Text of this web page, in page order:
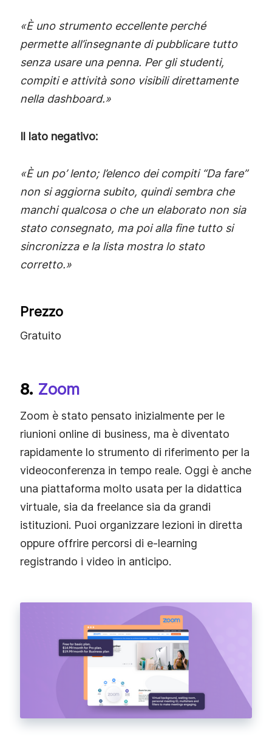
«È uno strumento eccellente perché
permette all’insegnante di pubblicare tutto
senza usare una penna. Per gli studenti,
compiti e attività sono visibili direttamente
nella dashboard.»
Il lato negativo:
«È un po’ lento; l’elenco dei compiti “Da fare”
non si aggiorna subito, quindi sembra che
manchi qualcosa o che un elaborato non sia
stato consegnato, ma poi alla fine tutto si
sincronizza e la lista mostra lo stato
corretto.»
Prezzo
Gratuito
8. Zoom
Zoom è stato pensato inizialmente per le
riunioni online di business, ma è diventato
rapidamente lo strumento di riferimento per la
videoconferenza in tempo reale. Oggi è anche
una piattaforma molto usata per la didattica
virtuale, sia da freelance sia da grandi
istituzioni. Puoi organizzare lezioni in diretta
oppure offrire percorsi di e‑learning
registrando i video in anticipo.